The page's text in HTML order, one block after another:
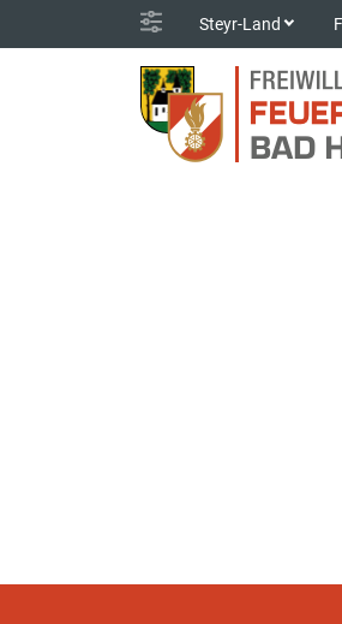
Steyr-Land